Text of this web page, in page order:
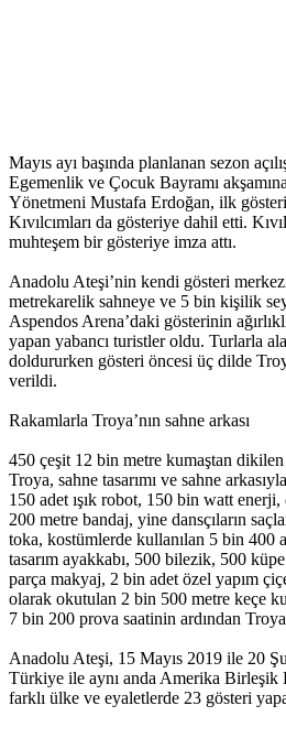
Mayıs ayı başında planlanan sezon
Egemenlik ve Çocuk Bayramı
Yönetmeni Mustafa Erdoğan, ilk
Kıvılcımları da gösteriye dahil etti.
muhteşem bir gösteriye imza attı.
Anadolu Ateşi’nin kendi gösteri
metrekarelik sahneye ve 5 bin kişilik
Aspendos Arena’daki gösterinin
yapan yabancı turistler oldu. Turlarla
doldururken gösteri öncesi üç dilde
verildi.
Rakamlarla Troya’nın sahne arkası
450 çeşit 12 bin metre kumaştan
Troya, sahne tasarımı ve sahne
150 adet ışık robot, 150 bin watt enerji,
200 metre bandaj, yine dansçıların
toka, kostümlerde kullanılan 5 bin 400
tasarım ayakkabı, 500 bilezik, 500
parça makyaj, 2 bin adet özel yapım
olarak okutulan 2 bin 500 metre keçe
7 bin 200 prova saatinin ardından
Anadolu Ateşi, 15 Mayıs 2019 ile 20
Türkiye ile aynı anda Amerika Birleşik
farklı ülke ve eyaletlerde 23 gösteri